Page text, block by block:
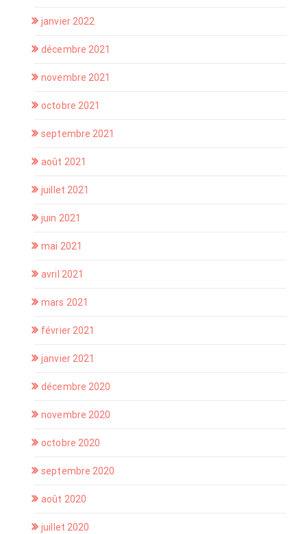
janvier 2022
décembre 2021
novembre 2021
octobre 2021
septembre 2021
août 2021
juillet 2021
juin 2021
mai 2021
avril 2021
mars 2021
février 2021
janvier 2021
décembre 2020
novembre 2020
octobre 2020
septembre 2020
août 2020
juillet 2020